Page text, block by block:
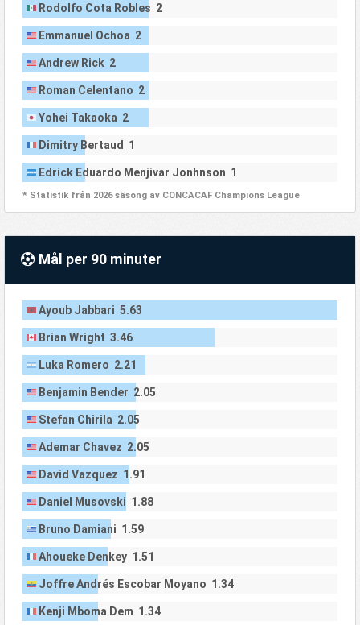
Rodolfo Cota Robles 2
Emmanuel Ochoa 2
Andrew Rick 2
Roman Celentano 2
Yohei Takaoka 2
Dimitry Bertaud 1
Edrick Eduardo Menjivar Jonhnson 1
* Statistik från 2026 säsong av CONCACAF Champions League
Mål per 90 minuter
Ayoub Jabbari 5.63
Brian Wright 3.46
Luka Romero 2.21
Benjamin Bender 2.05
Stefan Chirila 2.05
Ademar Chavez 2.05
David Vazquez 1.91
Daniel Musovski 1.88
Bruno Damiani 1.59
Ahoueke Denkey 1.51
Joffre Andrés Escobar Moyano 1.34
Kenji Mboma Dem 1.34